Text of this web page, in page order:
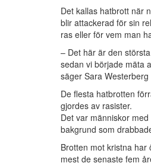
Det kallas hatbrott när
blir attackerad för sin
ras eller för vem man
– Det här är den
sedan vi började mäta
säger Sara Westerberg
De flesta hatbrotten
gjordes av rasister.
Det var människor
bakgrund som
Brotten mot kristna har
mest de senaste fem